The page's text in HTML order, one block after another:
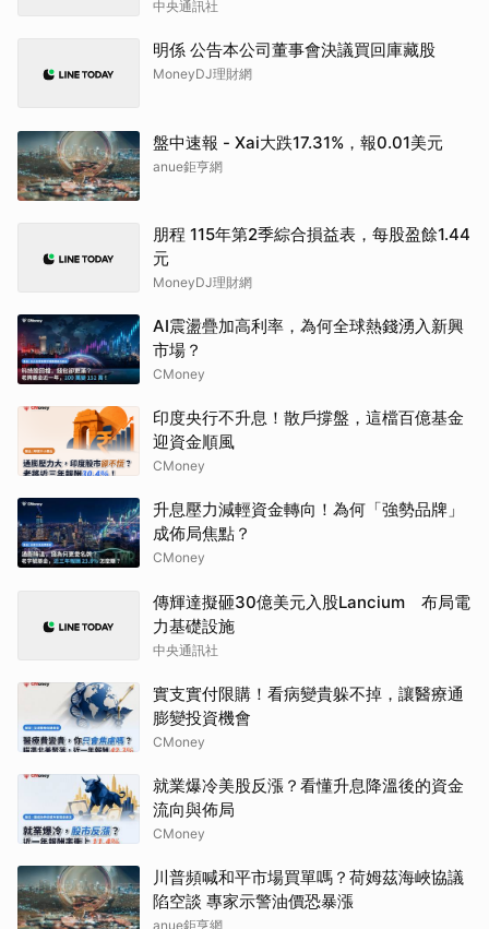
中央通訊社
明係 公告本公司董事會決議買回庫藏股
MoneyDJ理財網
盤中速報 - Xai大跌17.31%，報0.01美元
anue鉅亨網
朋程 115年第2季綜合損益表，每股盈餘1.44
元
MoneyDJ理財網
AI震盪疊加高利率，為何全球熱錢湧入新興
市場？
CMoney
印度央行不升息！散戶撐盤，這檔百億基金
迎資金順風
CMoney
升息壓力減輕資金轉向！為何「強勢品牌」
成佈局焦點？
CMoney
傳輝達擬砸30億美元入股Lancium 布局電
力基礎設施
中央通訊社
實支實付限購！看病變貴躲不掉，讓醫療通
膨變投資機會
CMoney
就業爆冷美股反漲？看懂升息降溫後的資金
流向與佈局
CMoney
川普頻喊和平市場買單嗎？荷姆茲海峽協議
陷空談 專家示警油價恐暴漲
anue鉅亨網